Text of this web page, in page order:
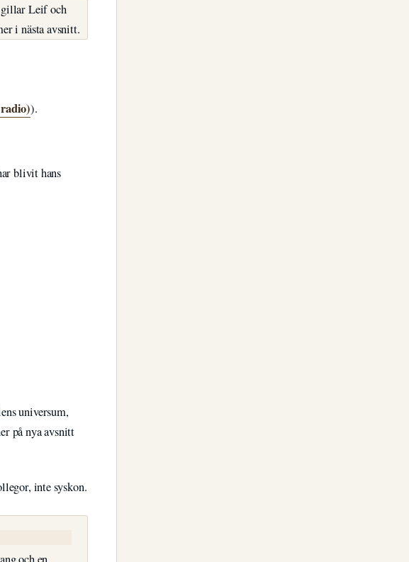
gillar Leif och
i nästa avsnitt.
).
blivit hans
universum,
på nya avsnitt
inte syskon.